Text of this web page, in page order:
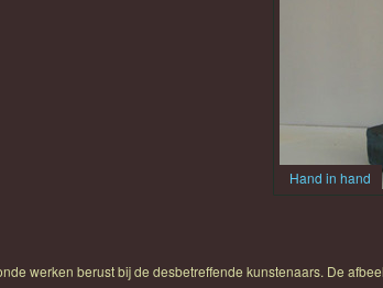
werken berust bij de desbetreffende kunstenaars. De